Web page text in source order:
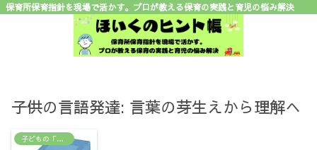
保育所保育指針を現場で活かす。プロが教える保育の実践と育児の悩み解決
子供の言語発達: 言葉の芽生えから理解へ
子どもの「なんで？」がわかる場所